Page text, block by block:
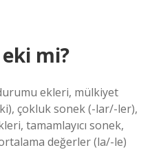
eki mi?
ekleri, mülkiyet
çokluk sonek (-lar/-ler),
tamamlayıcı sonek,
değerler (la/-le)